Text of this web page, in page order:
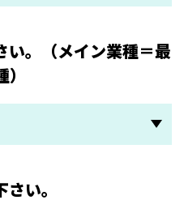
。
（メイン業種＝最
い。